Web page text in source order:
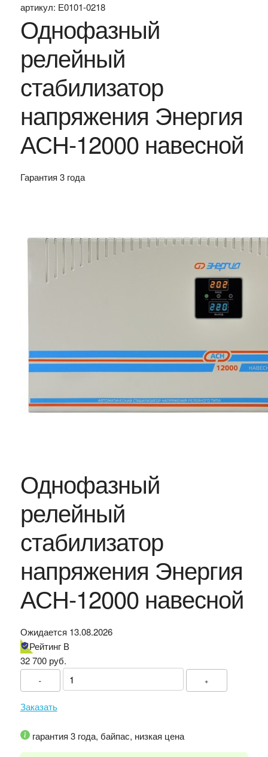
артикул: Е0101-0218
Однофазный
релейный
стабилизатор
напряжения Энергия
АСН-12000 навесной
Гарантия 3 года
Однофазный
релейный
стабилизатор
напряжения Энергия
АСН-12000 навесной
Ожидается 13.08.2026
Рейтинг В
32 700руб.
- +
Заказать
гарантия 3 года, байпас, низкая цена